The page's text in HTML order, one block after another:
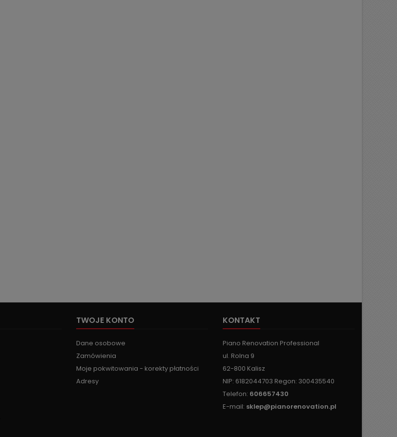
TWOJE KONTO
Dane osobowe
Zamówienia
Moje pokwitowania - korekty płatności
Adresy
KONTAKT
Piano Renovation Professional
ul. Rolna 9
62-800 Kalisz
NIP: 6182044703 Regon: 300435540
Telefon: 606657430
E-mail: sklep@pianorenovation.pl